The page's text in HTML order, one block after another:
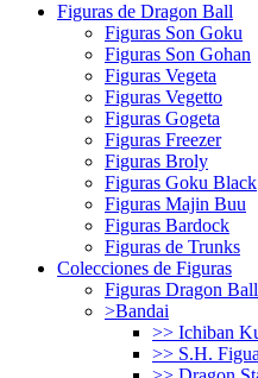
Figuras de Dragon Ball
Figuras Son Goku
Figuras Son Gohan
Figuras Vegeta
Figuras Vegetto
Figuras Gogeta
Figuras Freezer
Figuras Broly
Figuras Goku Black
Figuras Majin Buu
Figuras Bardock
Figuras de Trunks
Colecciones de Figuras
Figuras Dragon
>Bandai
>> Ichiban
>> S.H.